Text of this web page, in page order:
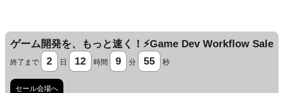
ゲーム開発を、もっと速く！⚡️Game Dev Workflow Sale
終了まで 2 日 12 時間 9 分 54 秒
セール会場へ